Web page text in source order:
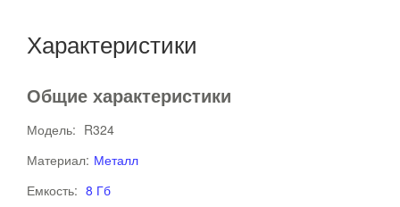
Характеристики
Общие характеристики
Модель: R324
Материал: Металл
Емкость: 8 Гб